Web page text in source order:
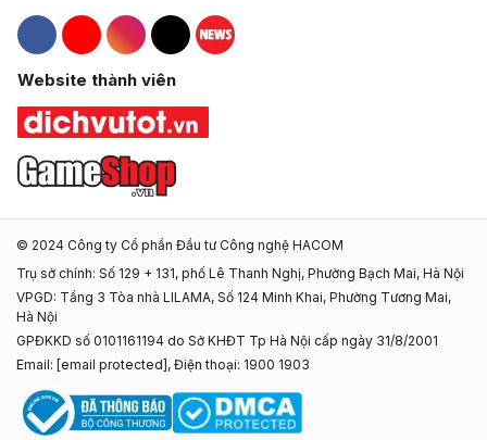
Hacom Facebook
Hacom YouTube
Hacom Instagram
Hacom TikTok
Website thành viên
© 2024 Công ty Cổ phần Đầu tư Công nghệ HACOM
Trụ sở chính: Số 129 + 131, phố Lê Thanh Nghị, Phường Bạch Mai, Hà Nội
VPGD: Tầng 3 Tòa nhà LILAMA, Số 124 Minh Khai, Phường Tương Mai,
Hà Nội
GPĐKKD số 0101161194 do Sở KHĐT Tp Hà Nội cấp ngày 31/8/2001
Email: [email protected] , Điện thoại: 1900 1903